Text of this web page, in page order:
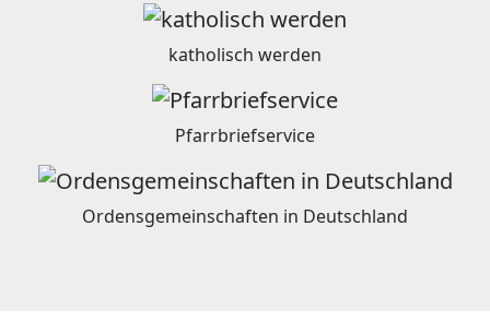
katholisch werden
Pfarrbriefservice
Ordensgemeinschaften in Deutschland